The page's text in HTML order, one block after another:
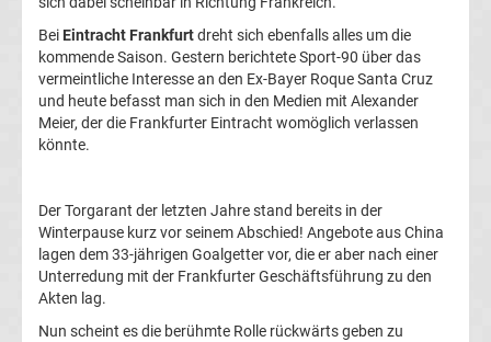
Conference
League
Premier
La
Bei Eintracht Frankfurtdreht sich ebenfalls alles um die
kommende Saison. Gestern berichtete Sport-90 über das
vermeintliche Interesse an den Ex-Bayer Roque Santa Cruz
und heute befasst man sich in den Medien mit Alexander
Meier, der die Frankfurter Eintracht womöglich verlassen
könnte.
Der Torgarant der letzten Jahre stand bereits in der
Winterpause kurz vor seinem Abschied! Angebote aus China
lagen dem 33-jährigen Goalgetter vor, die er aber nach einer
Unterredung mit der Frankfurter Geschäftsführung zu den
Akten lag.
Nun scheint es die berühmte Rolle rückwärts geben zu